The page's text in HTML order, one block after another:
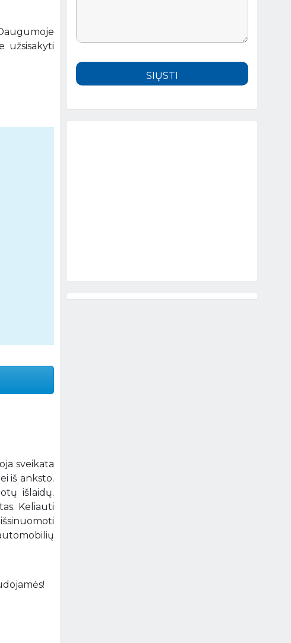
užsisakyti
sveikata
iš anksto.
išlaidų.
Keliauti